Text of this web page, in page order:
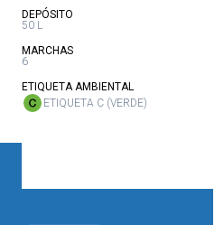
DEPÓSITO
50 L
MARCHAS:
6
ETIQUETA AMBIENTAL
ETIQUETA C (VERDE)